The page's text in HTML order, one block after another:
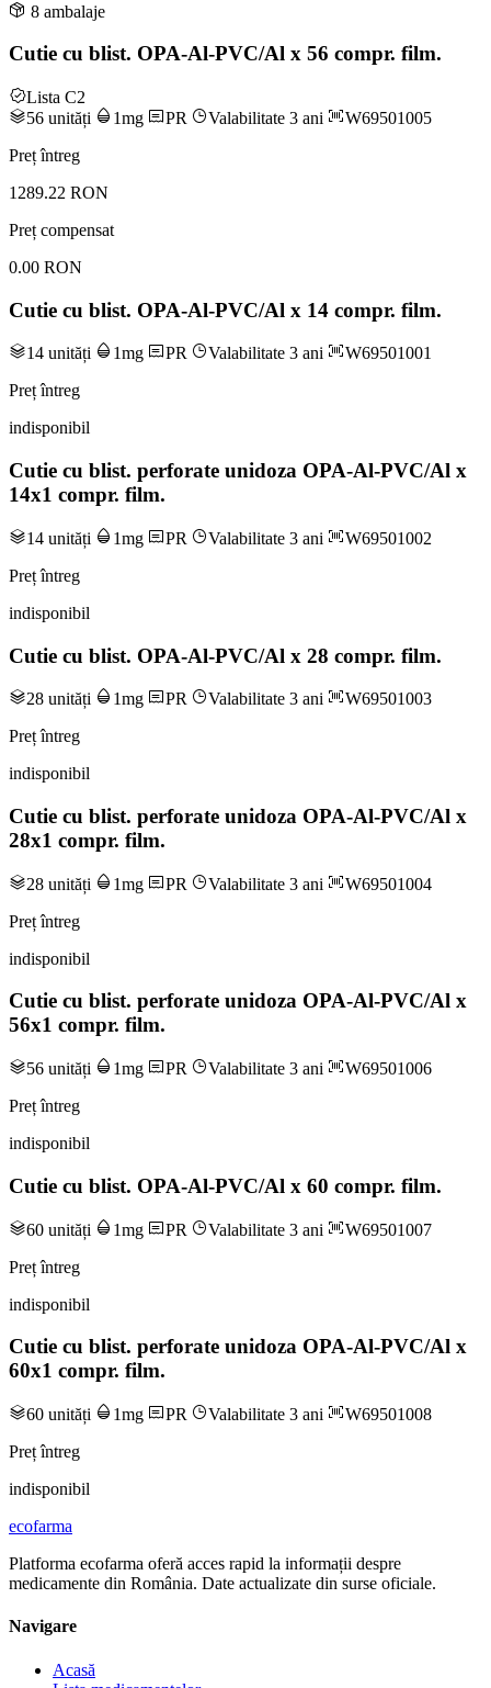
8 ambalaje
Cutie cu blist. OPA-Al-PVC/Al x 56 compr. film.
Lista C2
56 unități
1mg PR Valabilitate 3 ani
W69501005
Preț întreg
1289.22 RON
Preț compensat
0.00 RON
Cutie cu blist. OPA-Al-PVC/Al x 14 compr. film.
14 unități 1mg PR Valabilitate 3 ani
W69501001
Preț întreg
indisponibil
Cutie cu blist. perforate unidoza OPA-Al-PVC/Al x
14x1 compr. film.
14 unități 1mg PR Valabilitate 3 ani
W69501002
Preț întreg
indisponibil
Cutie cu blist. OPA-Al-PVC/Al x 28 compr. film.
28 unități 1mg PR Valabilitate 3 ani
W69501003
Preț întreg
indisponibil
Cutie cu blist. perforate unidoza OPA-Al-PVC/Al x
28x1 compr. film.
28 unități 1mg PR Valabilitate 3 ani
W69501004
Preț întreg
indisponibil
Cutie cu blist. perforate unidoza OPA-Al-PVC/Al x
56x1 compr. film.
56 unități 1mg PR Valabilitate 3 ani
W69501006
Preț întreg
indisponibil
Cutie cu blist. OPA-Al-PVC/Al x 60 compr. film.
60 unități 1mg PR Valabilitate 3 ani
W69501007
Preț întreg
indisponibil
Cutie cu blist. perforate unidoza OPA-Al-PVC/Al x
60x1 compr. film.
60 unități 1mg PR Valabilitate 3 ani
W69501008
Preț întreg
indisponibil
ecofarma
Platforma ecofarma oferă acces rapid la informații despre
medicamente din România. Date actualizate din surse oficiale.
Navigare
Acasă